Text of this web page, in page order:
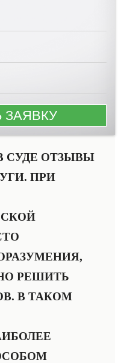
СУДЕ ОТЗЫВЫ
ПРИ
РЕШИТЬ
В ТАКОМ